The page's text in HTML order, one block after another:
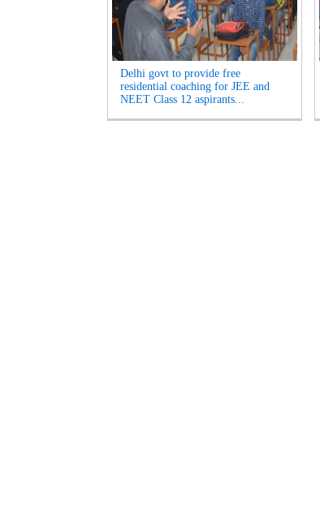
Delhi govt to provide free
residential coaching for JEE and
NEET Class 12 aspirants...